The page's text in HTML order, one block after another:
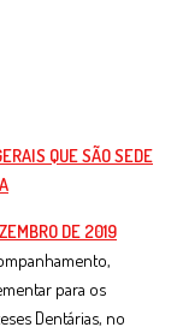
QUE SÃO SEDE
DE 2019
para os
Dentárias, no